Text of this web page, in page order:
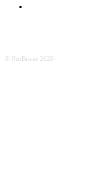
© HurBra.se 2026